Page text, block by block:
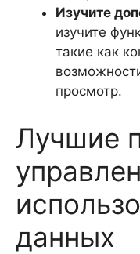
Изучите
изучите
такие как
просмотр.
Лучшие
данных